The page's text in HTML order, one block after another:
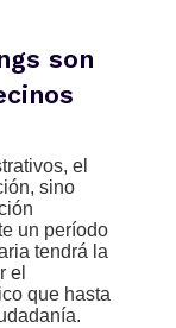
son
el
sino
un período
tendrá la
el
que hasta